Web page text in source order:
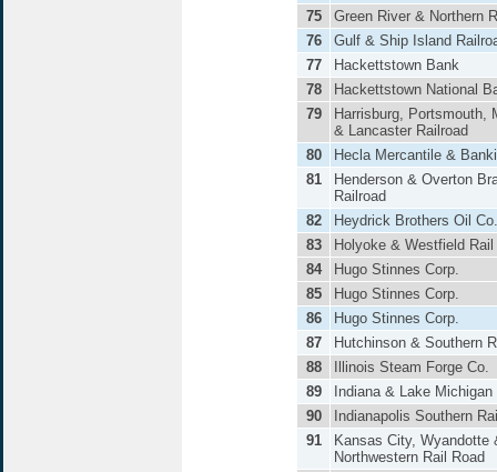
75
Green River & Northern
76
Gulf & Ship Island
77
Hackettstown Bank
78
Hackettstown National
79
Harrisburg, Portsmouth,
& Lancaster Railroad
80
Hecla Mercantile &
81
Henderson & Overton
Railroad
82
Heydrick Brothers Oil Co.
83
Holyoke & Westfield Rail
84
Hugo Stinnes Corp.
85
Hugo Stinnes Corp.
86
Hugo Stinnes Corp.
87
Hutchinson & Southern
88
Illinois Steam Forge Co.
89
Indiana & Lake
90
Indianapolis Southern
91
Kansas City, Wyandotte
Northwestern Rail Road